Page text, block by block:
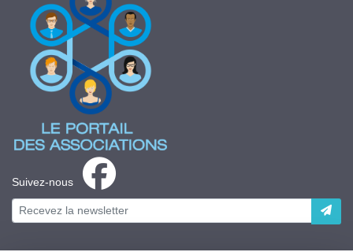
Suivez-nous